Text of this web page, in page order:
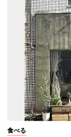
食べる